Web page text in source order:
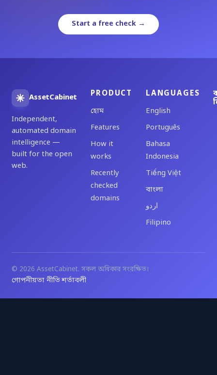
Start a free check →
AssetCabinet
Independent,
automated domain
intelligence —
built for the open
web.
PRODUCT
হোম
Features
How it
works
Recently
checked
domains
LANGUAGES
English
Português
Bahasa
Indonesia
Tiếng Việt
বাংলা
اردو
Filipino
© 2026 AssetCabinet. সকল অধিকার সংরক্ষিত।
গোপনীয়তা নীতি·শর্তাবলী